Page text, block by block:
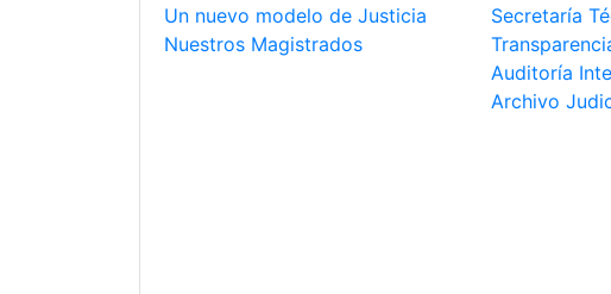
Un nuevo modelo de Justicia
Nuestros Magistrados
Secretaría
Auditoría
Archivo